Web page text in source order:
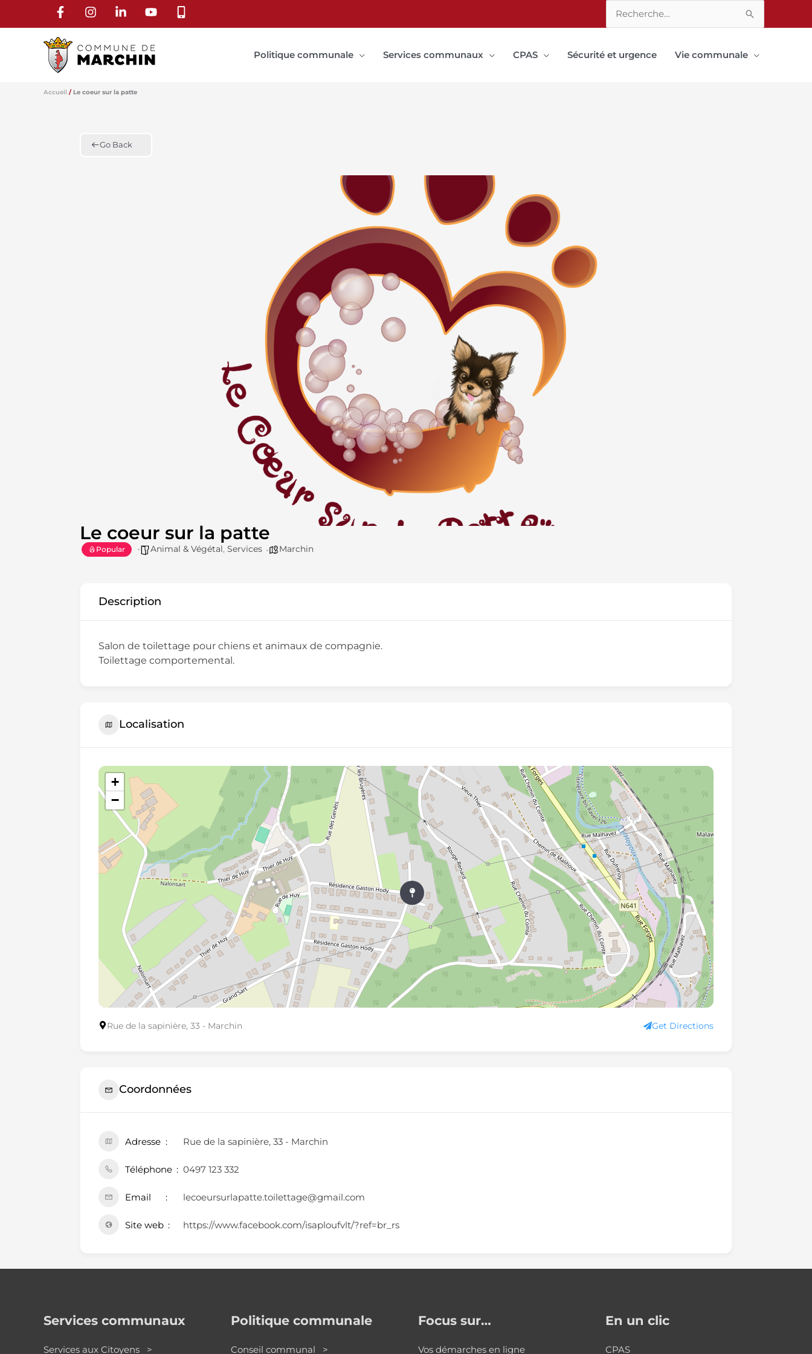
Rechercher :
Politique communale Services communaux CPAS Sécurité et urgence Vie communale
Accueil Le coeur sur la patte
Go Back
Le coeur sur la patte
Popular Animal & Végétal, Services Marchin
Description
Salon de toilettage pour chiens et animaux de compagnie.
Toilettage comportemental.
Localisation
+
−
Rue de la sapinière, 33 - Marchin Get Directions
Coordonnées
Adresse Rue de la sapinière, 33 - Marchin
Téléphone 0497 123 332
Email lecoeursurlapatte.toilettage@gmail.com
Site web https://www.facebook.com/isaploufvlt/?ref=br_rs
Services communaux
Services aux Citoyens >
Politique communale
Conseil communal >
Focus sur…
Vos démarches en ligne
En un clic
CPAS